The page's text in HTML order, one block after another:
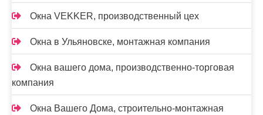
Окна VEKKER, производственный цех
Окна в Ульяновске, монтажная компания
Окна вашего дома, производственно-торговая
компания
Окна Вашего Дома, строительно-монтажная